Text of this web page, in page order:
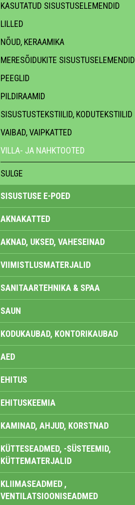
KASUTATUD SISUSTUSELEMENDID
LILLED
NÕUD, KERAAMIKA
MERESÕIDUKITE SISUSTUSELEMENDID
PEEGLID
PILDIRAAMID
SISUSTUSTEKSTIILID, KODUTEKSTIILID
VAIBAD, VAIPKATTED
VILLA- JA NAHKTOOTED
SULGE
SISUSTUSE E-POED
AKNAKATTED
AKNAD, UKSED, VAHESEINAD
VIIMISTLUSMATERJALID
SANITAARTEHNIKA & SPAA
SAUN
KODUKAUBAD, KONTORIKAUBAD
AED
EHITUS
EHITUSKEEMIA
KAMINAD, AHJUD, KORSTNAD
KÜTTESEADMED, -SÜSTEEMID,
KÜTTEMATERJALID
KLIIMASEADMED ,
VENTILATSIOONISEADMED